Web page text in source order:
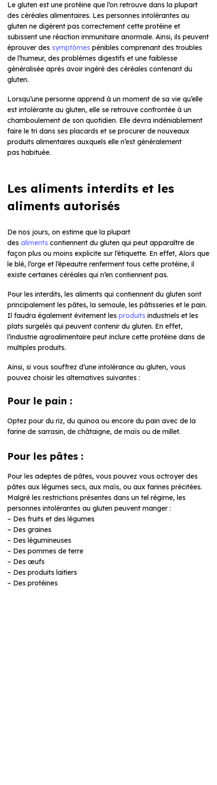
Le gluten est une protéine que l’on retrouve dans la plupart
des céréales alimentaires. Les personnes intolérantes au
gluten ne digèrent pas correctement cette protéine et
subissent une réaction immunitaire anormale. Ainsi, ils peuvent
éprouver des symptômes pénibles comprenant des troubles
de l’humeur, des problèmes digestifs et une faiblesse
généralisée après avoir ingéré des céréales contenant du
gluten.
Lorsqu’une personne apprend à un moment de sa vie qu’elle
est intolérante au gluten, elle se retrouve confrontée à un
chamboulement de son quotidien. Elle devra indéniablement
faire le tri dans ses placards et se procurer de nouveaux
produits alimentaires auxquels elle n’est généralement
pas habituée.
Les aliments interdits et les
aliments autorisés
De nos jours, on estime que la plupart
des aliments contiennent du gluten qui peut apparaître de
façon plus ou moins explicite sur l’étiquette. En effet, Alors que
le blé, l’orge et l’épeautre renferment tous cette protéine, il
existe certaines céréales qui n’en contiennent pas.
Pour les interdits, les aliments qui contiennent du gluten sont
principalement les pâtes, la semoule, les pâtisseries et le pain.
Il faudra également évitement les produits industriels et les
plats surgelés qui peuvent contenir du gluten. En effet,
l’industrie agroalimentaire peut inclure cette protéine dans de
multiples produits.
Ainsi, si vous souffrez d’une intolérance au gluten, vous
pouvez choisir les alternatives suivantes :
Pour le pain :
Optez pour du riz, du quinoa ou encore du pain avec de la
farine de sarrasin, de châtaigne, de maïs ou de millet.
Pour les pâtes :
Pour les adeptes de pâtes, vous pouvez vous octroyer des
pâtes aux légumes secs, aux maïs, ou aux farines précitées.
Malgré les restrictions présentes dans un tel régime, les
personnes intolérantes au gluten peuvent manger :
– Des fruits et des légumes
– Des graines
– Des légumineuses
– Des pommes de terre
– Des œufs
– Des produits laitiers
– Des protéines